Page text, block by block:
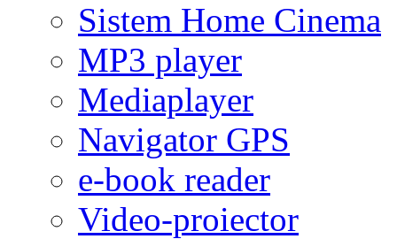
Sistem Home Cinema
MP3 player
Mediaplayer
Navigator GPS
e-book reader
Video-proiector